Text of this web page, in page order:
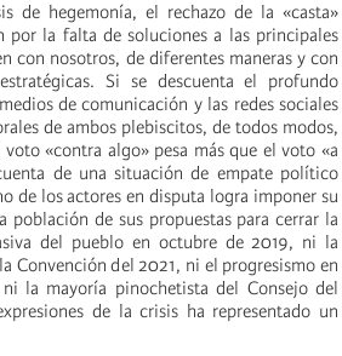
de hegemonía, el rechazo de la «casta»
por la falta de soluciones a las principales
con nosotros, de diferentes maneras y con
Si se descuenta el profundo
de comunicación y las redes sociales
de ambos plebiscitos, de todos modos,
«contra algo» pesa más que el voto «a
de una situación de empate político
de los actores en disputa logra imponer su
población de sus propuestas para cerrar la
del pueblo en octubre de 2019, ni la
Convención del 2021, ni el progresismo en
la mayoría pinochetista del Consejo del
de la crisis ha representado un